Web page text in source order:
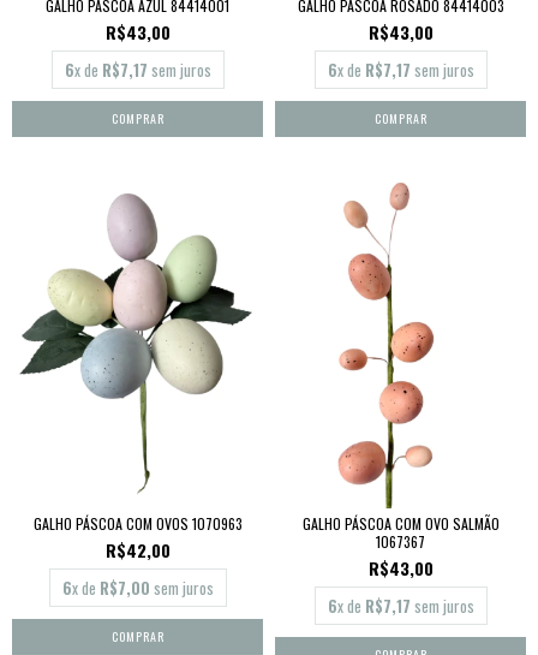
GALHO PÁSCOA AZUL 84414001
R$43,00
6x de R$7,17 sem juros
GALHO PÁSCOA ROSADO 84414003
R$43,00
6x de R$7,17 sem juros
GALHO PÁSCOA COM OVOS 1070963
R$42,00
6x de R$7,00 sem juros
GALHO PÁSCOA COM OVO SALMÃO
1067367
R$43,00
6x de R$7,17 sem juros